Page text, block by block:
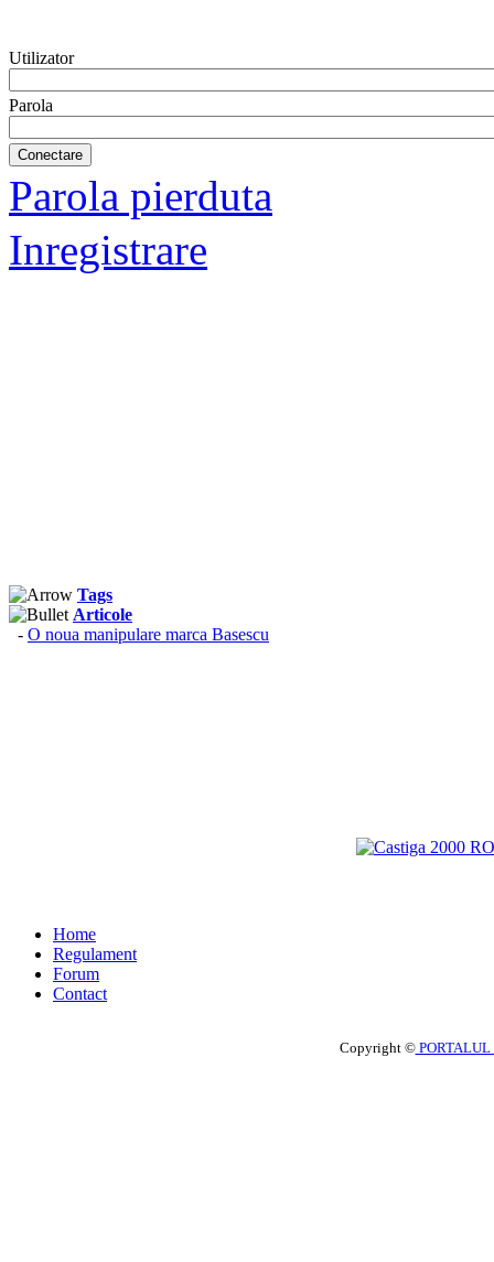
Utilizator
Parola
Parola pierduta
Inregistrare
Tags
Articole
- O noua manipulare marca Basescu
Home
Regulament
Forum
Contact
Copyright ©PORTALUL